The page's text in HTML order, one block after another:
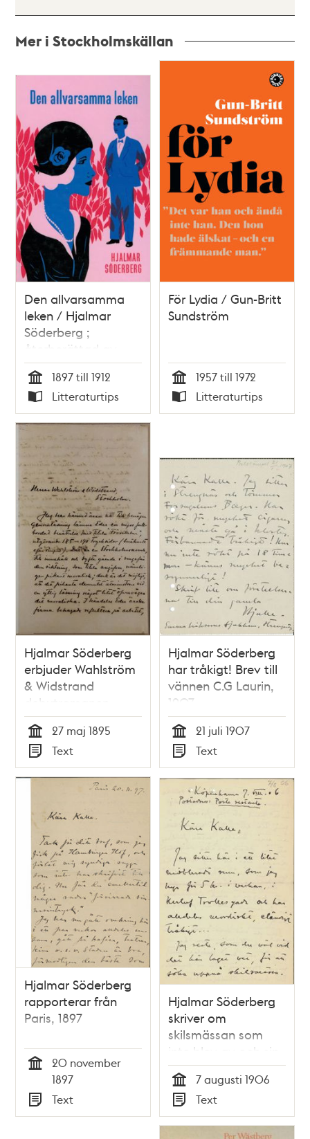
Mer i Stockholmskällan
och
teman
Den allvarsamma
leken / Hjalmar
Söderberg ;
återberättad av
Johan Werkmäster
Tid
1897 till 1912
Typ
Litteraturtips
För Lydia / Gun-Britt
Sundström
Tid
1957 till 1972
Typ
Litteraturtips
Hjalmar Söderberg
erbjuder Wahlström
& Widstrand
debutromanen
Förvillelser - brev
1895
Tid
27 maj 1895
Typ
Text
Hjalmar Söderberg
har tråkigt! Brev till
vännen C.G Laurin,
1907
Tid
21 juli 1907
Typ
Text
Hjalmar Söderberg
rapporterar från
Paris, 1897
20 november
1897
Typ
Text
Hjalmar Söderberg
skriver om
skilsmässan som
inte blev av och sin
dåliga ekonomi,
1906
Tid
7 augusti 1906
Typ
Text